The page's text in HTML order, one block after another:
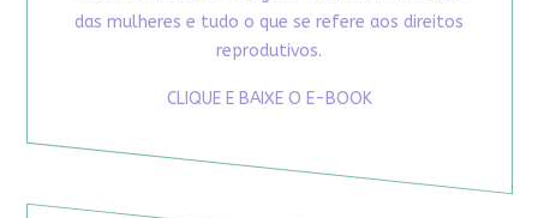
das mulheres e tudo o que se refere aos direitos
reprodutivos.
CLIQUE E BAIXE O E-BOOK